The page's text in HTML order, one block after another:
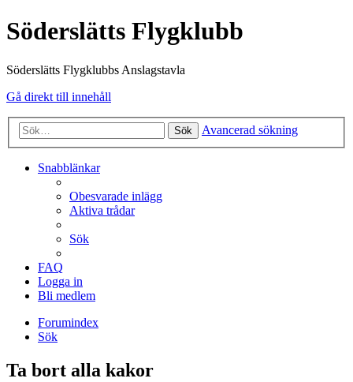
Söderslätts Flygklubb
Söderslätts Flygklubbs Anslagstavla
Gå direkt till innehåll
Sök Avancerad sökning
Snabblänkar
Obesvarade inlägg
Aktiva trådar
Sök
FAQ
Logga in
Bli medlem
Forumindex
Sök
Ta bort alla kakor